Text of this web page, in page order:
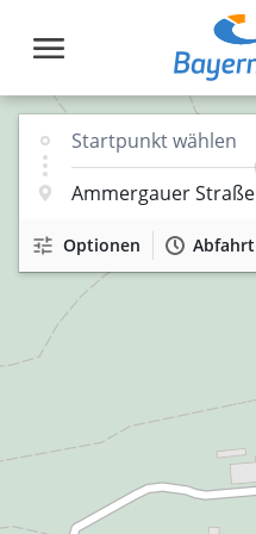
Optionen Abfahrt